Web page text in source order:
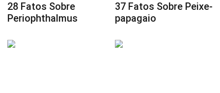
28 Fatos Sobre
Periophthalmus
37 Fatos Sobre Peixe-
papagaio